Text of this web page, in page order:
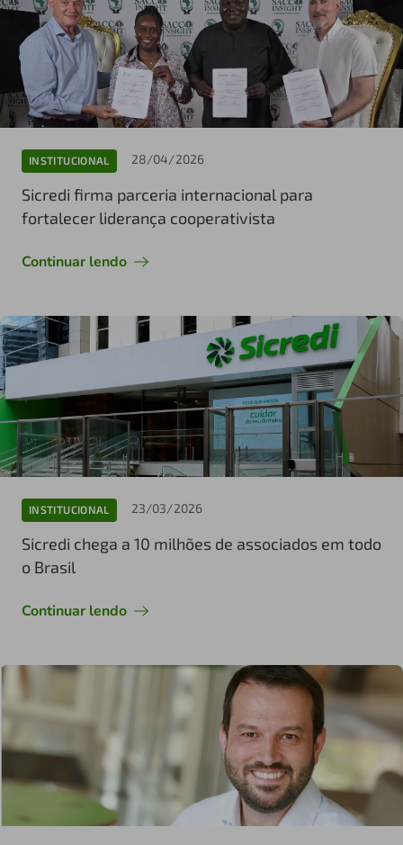
INSTITUCIONAL 28/04/2026
Sicredi firma parceria internacional para
fortalecer liderança cooperativista
Continuar lendo
INSTITUCIONAL 23/03/2026
Sicredi chega a 10 milhões de associados em todo
o Brasil
Continuar lendo